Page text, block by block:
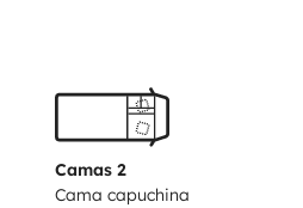
Camas 2
Cama capuchina